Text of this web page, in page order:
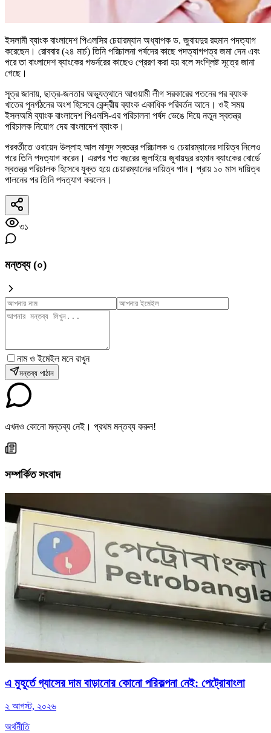
ইসলামী ব্যাংক বাংলাদেশ পিএলসির চেয়ারম্যান অধ্যাপক ড. জুবায়দুর রহমান পদত্যাগ
করেছেন। রোববার (২৪ মার্চ) তিনি পরিচালনা পর্ষদের কাছে পদত্যাগপত্র জমা দেন এবং
পরে তা বাংলাদেশ ব্যাংকের গভর্নরের কাছেও প্রেরণ করা হয় বলে সংশ্লিষ্ট সূত্রে জানা
গেছে।
সূত্র জানায়, ছাত্র-জনতার অভ্যুত্থানে আওয়ামী লীগ সরকারের পতনের পর ব্যাংক
খাতের পুনর্গঠনের অংশ হিসেবে কেন্দ্রীয় ব্যাংক একাধিক পরিবর্তন আনে। ওই সময়
ইসলঅমি ব্যাংক বাংলাদেশ পিএলসি-এর পরিচালনা পর্ষদ ভেঙে দিয়ে নতুন স্বতন্ত্র
পরিচালক নিয়োগ দেয় বাংলাদেশ ব্যাংক।
পরবর্তীতে ওবায়েদ উল্লাহ আল মাসুদ স্বতন্ত্র পরিচালক ও চেয়ারম্যানের দায়িত্ব নিলেও
পরে তিনি পদত্যাগ করেন। এরপর গত বছরের জুলাইয়ে জুবায়দুর রহমান ব্যাংকের বোর্ডে
স্বতন্ত্র পরিচালক হিসেবে যুক্ত হয়ে চেয়ারম্যানের দায়িত্ব পান। প্রায় ১০ মাস দায়িত্ব
পালনের পর তিনি পদত্যাগ করলেন।
৩১
মন্তব্য (০)
নাম ও ইমেইল মনে রাখুন
মন্তব্য পাঠান
এখনও কোনো মন্তব্য নেই। প্রথম মন্তব্য করুন!
সম্পর্কিত সংবাদ
এ মুহূর্তে গ্যাসের দাম বাড়ানোর কোনো পরিকল্পনা নেই: পেট্রোবাংলা
২ আগস্ট, ২০২৬
অর্থনীতি